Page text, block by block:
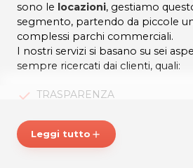
sono le locazioni, gestiamo
segmento, partendo da piccole
complessi parchi commerciali.
I nostri servizi si basano su sei
sempre ricercati dai clienti, quali:
TRASPARENZA
PROFESSIONALITÀ
ESPERIENZA
Leggi tutto add